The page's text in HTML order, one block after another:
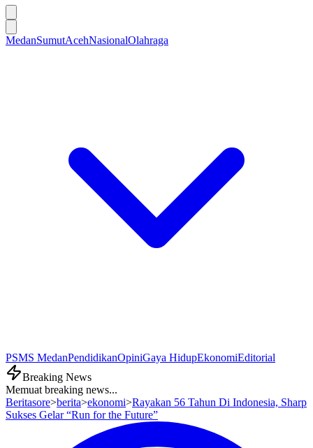
MedanSumutAcehNasionalOlahraga
PSMS MedanPendidikanOpiniGaya HidupEkonomiEditorial
Breaking News
Memuat breaking news...
Beritasore>berita>ekonomi>Rayakan 56 Tahun Di Indonesia, Sharp
Sukses Gelar “Run for the Future”